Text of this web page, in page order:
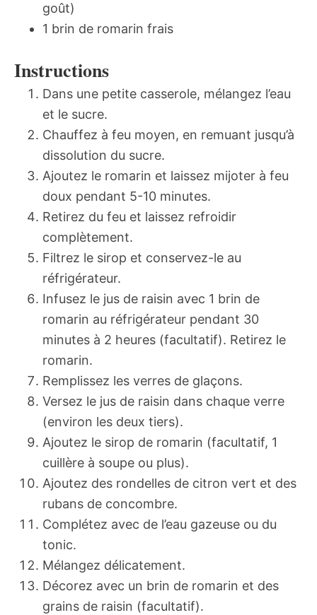
goût)
1 brin de romarin frais
Instructions
Dans une petite casserole, mélangez l’eau
et le sucre.
Chauffez à feu moyen, en remuant jusqu’à
dissolution du sucre.
Ajoutez le romarin et laissez mijoter à feu
doux pendant 5-10 minutes.
Retirez du feu et laissez refroidir
complètement.
Filtrez le sirop et conservez-le au
réfrigérateur.
Infusez le jus de raisin avec 1 brin de
romarin au réfrigérateur pendant 30
minutes à 2 heures (facultatif). Retirez le
romarin.
Remplissez les verres de glaçons.
Versez le jus de raisin dans chaque verre
(environ les deux tiers).
Ajoutez le sirop de romarin (facultatif, 1
cuillère à soupe ou plus).
Ajoutez des rondelles de citron vert et des
rubans de concombre.
Complétez avec de l’eau gazeuse ou du
tonic.
Mélangez délicatement.
Décorez avec un brin de romarin et des
grains de raisin (facultatif).